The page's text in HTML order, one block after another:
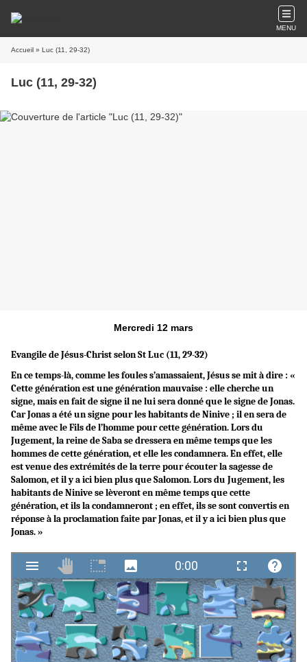
MENU
Accueil » Luc (11, 29-32)
Luc (11, 29-32)
Mercredi 12 mars
Evangile de Jésus-Christ selon StLuc (11, 29-32)
En ce temps-là, comme les foules s’amassaient, Jésus se mit à dire : «
Cette génération est une génération mauvaise : elle cherche un
signe, mais en fait de signe il ne lui sera donné que le signe de Jonas.
Car Jonas a été un signe pour les habitants de Ninive ; il en sera de
même avec le Fils de l’homme pour cette génération. Lors du
Jugement, la reine de Saba se dressera en même temps que les
hommes de cette génération, et elle les condamnera. En effet, elle
est venue des extrémités de la terre pour écouter la sagesse de
Salomon, et il y a ici bien plus que Salomon. Lors du Jugement, les
habitants de Ninive se lèveront en même temps que cette
génération, et ils la condamneront ; en effet, ils se sont convertis en
réponse à la proclamation faite par Jonas, et il y a ici bien plus que
Jonas. »